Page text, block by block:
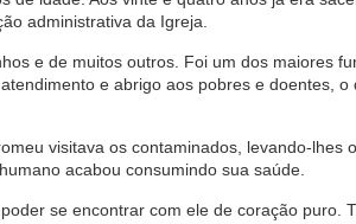
administrativa da Igreja.
e de muitos outros. Foi um dos maiores
e abrigo aos pobres e doentes, o
visitava os contaminados, levando-lhes
acabou consumindo sua saúde.
se encontrar com ele de coração puro.